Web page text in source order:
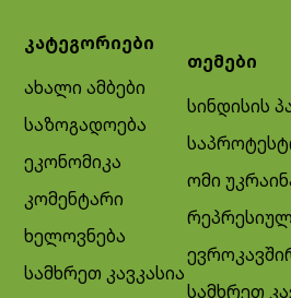
კატეგორიები
ახალი ამბები
საზოგადოება
ეკონომიკა
კომენტარი
ხელოვნება
სამხრეთ კავკასია
თემები
სინდისის
ომი
სამხრეთ